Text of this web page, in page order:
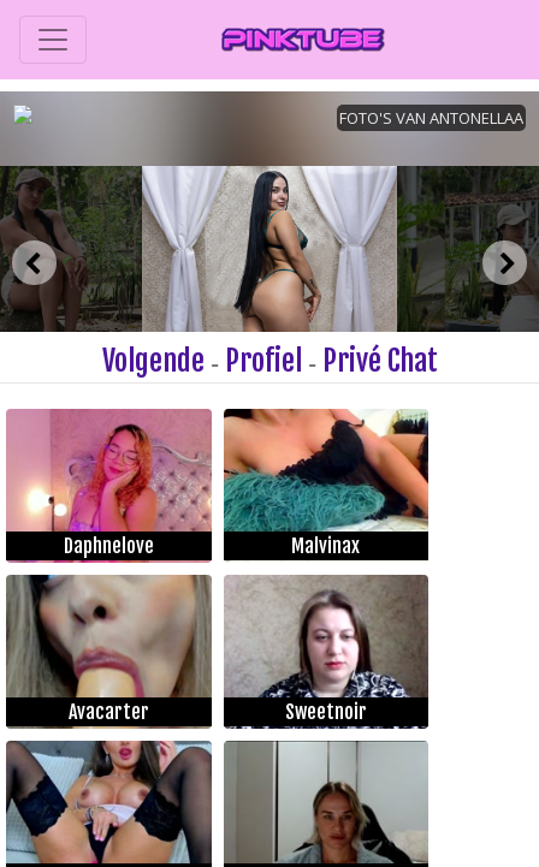
Volgende - Profiel - Privé Chat
Daphnelove Malvinax
Avacarter Sweetnoir